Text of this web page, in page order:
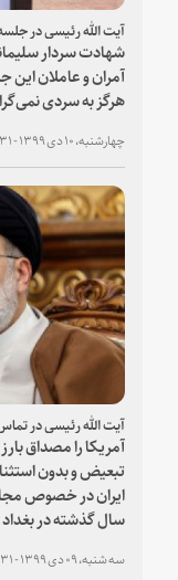
آیت الله رئیسی در
شهادت سردار
آمران و عاملان این
هرگز به سردی
چهارشنبه، ۱۰ دی ۱۳۹۹ - ۰۳:۳۱
آیت الله رئیسی در
آمریکا را مصداق
تبعیض و بدون
ایران در خصوص
سال گذشته در
سه شنبه، ۰۹ دی ۱۳۹۹ - ۰۳:۳۱